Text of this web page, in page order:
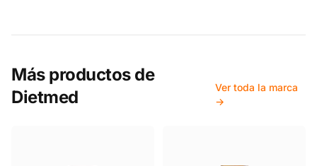
Más productos de
Dietmed
Ver toda la marca
→